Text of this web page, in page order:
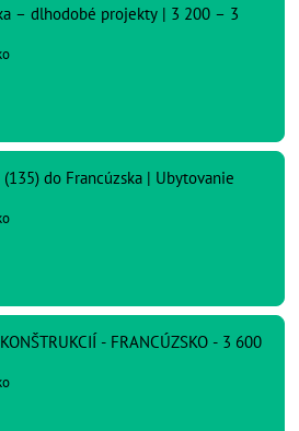
– dlhodobé projekty | 3 200 – 3
(135) do Francúzska | Ubytovanie
- FRANCÚZSKO - 3 600